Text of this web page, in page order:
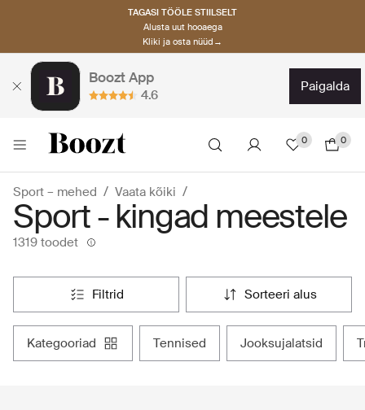
TAGASI TÖÖLE STIILSELT
Alusta uut hooaega
Kliki ja osta nüüd→
Boozt App
4.6
paigalda
0 0
Sport – mehed Vaata kõiki
Sport - kingad meestele
1319 toodet
filtrid sorteeri alus
kategooriad tennised jooksujalatsid